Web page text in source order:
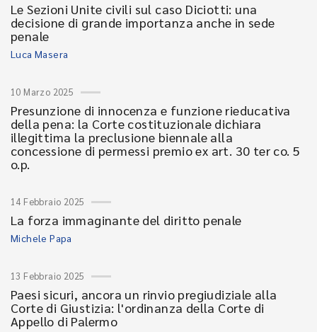
Le Sezioni Unite civili sul caso Diciotti: una
decisione di grande importanza anche in sede
penale
Luca Masera
10 Marzo 2025
Presunzione di innocenza e funzione rieducativa
della pena: la Corte costituzionale dichiara
illegittima la preclusione biennale alla
concessione di permessi premio ex art. 30 ter co. 5
o.p.
14 Febbraio 2025
La forza immaginante del diritto penale
Michele Papa
13 Febbraio 2025
Paesi sicuri, ancora un rinvio pregiudiziale alla
Corte di Giustizia: l'ordinanza della Corte di
Appello di Palermo